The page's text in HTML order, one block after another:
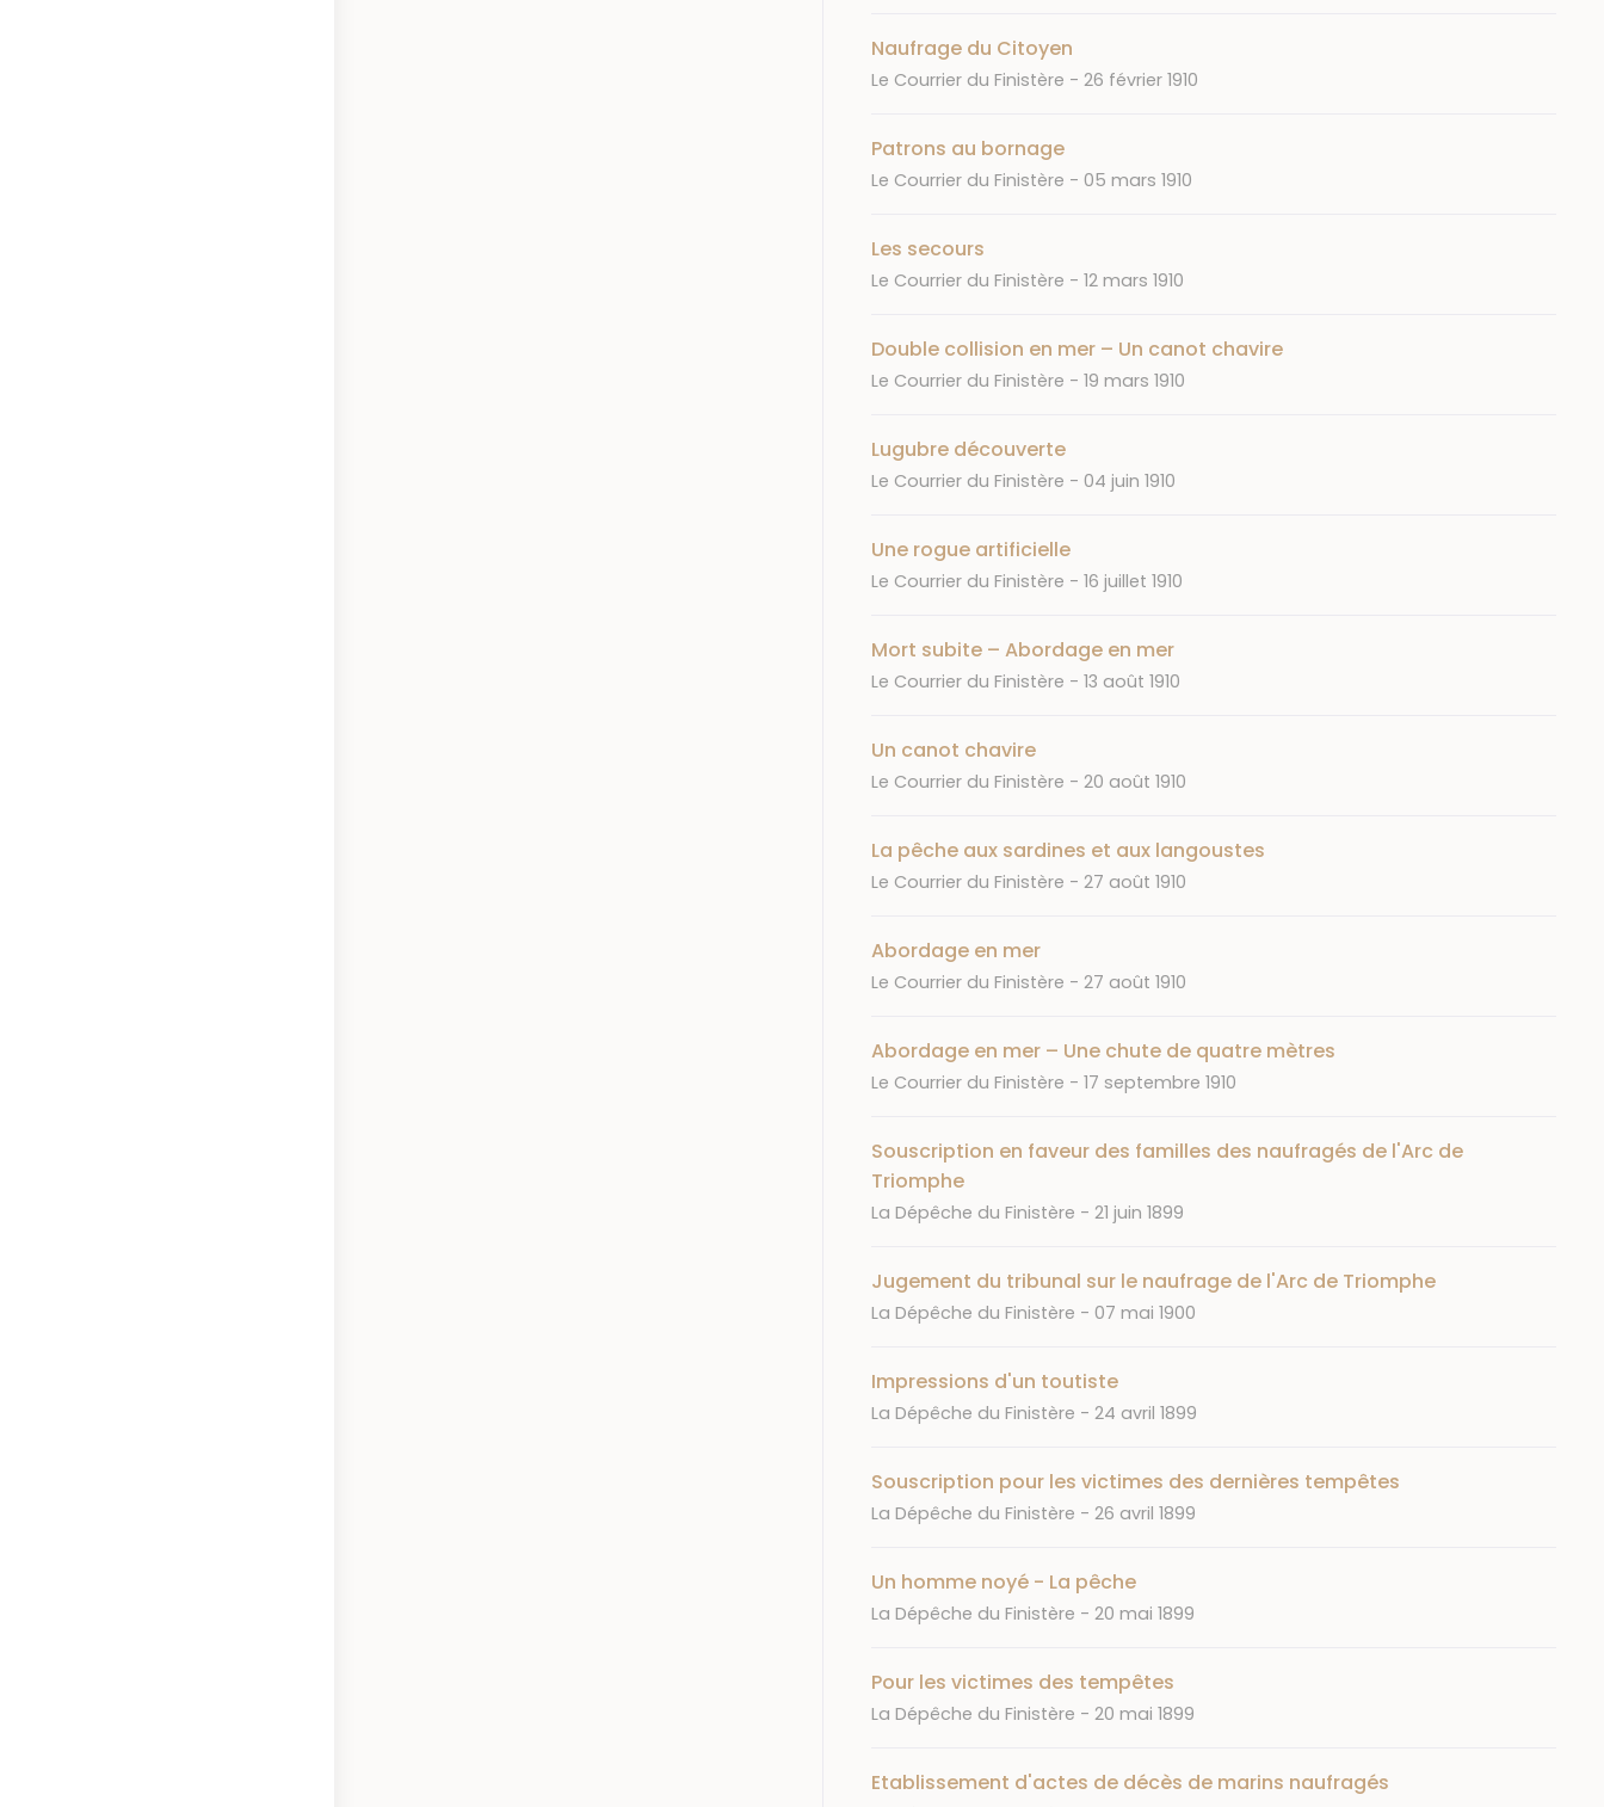
Naufrage du Citoyen
Journal
Le Courrier du Finistère Date
26 février 1910
Patrons au bornage
Journal
Le Courrier du Finistère Date
05 mars 1910
Les secours
Journal
Le Courrier du Finistère Date
12 mars 1910
Double collision en mer – Un canot chavire
Journal
Le Courrier du Finistère Date
19 mars 1910
Lugubre découverte
Journal
Le Courrier du Finistère Date
04 juin 1910
Une rogue artificielle
Journal
Le Courrier du Finistère Date
16 juillet 1910
Mort subite – Abordage en mer
Journal
Le Courrier du Finistère Date
13 août 1910
Un canot chavire
Journal
Le Courrier du Finistère Date
20 août 1910
La pêche aux sardines et aux langoustes
Journal
Le Courrier du Finistère Date
27 août 1910
Abordage en mer
Journal
Le Courrier du Finistère Date
27 août 1910
Abordage en mer – Une chute de quatre mètres
Journal
Le Courrier du Finistère Date
17 septembre 1910
Souscription en faveur des familles des naufragés de l'Arc de
Triomphe
Journal
La Dépêche du Finistère Date
21 juin 1899
Jugement du tribunal sur le naufrage de l'Arc de Triomphe
Journal
La Dépêche du Finistère Date
07 mai 1900
Impressions d'un toutiste
Journal
La Dépêche du Finistère Date
24 avril 1899
Souscription pour les victimes des dernières tempêtes
Journal
La Dépêche du Finistère Date
26 avril 1899
Un homme noyé - La pêche
Journal
La Dépêche du Finistère Date
20 mai 1899
Pour les victimes des tempêtes
Journal
La Dépêche du Finistère Date
20 mai 1899
Etablissement d'actes de décès de marins naufragés